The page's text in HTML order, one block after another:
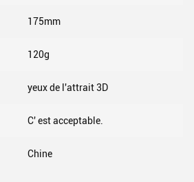
175mm
120g
yeux de l'attrait 3D
C' est acceptable.
Chine